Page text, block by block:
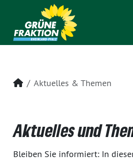
Startseite
Aktuelles & Themen
Aktuelles und
Bleiben Sie informiert: In